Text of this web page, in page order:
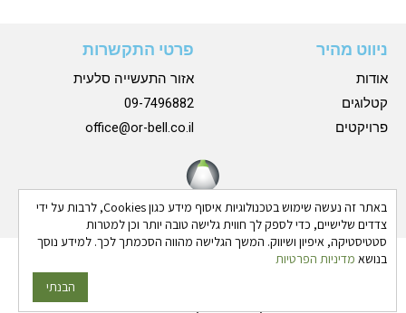
באתר זה נעשה שימוש בטכנולוגיות איסוף מידע כגון Cookies, לרבות על ידי
צדדים שלישיים, כדי לספק לך חווית גלישה טובה יותר וכן למטרות
סטטיסטיקה, איפיון ושיווק. המשך הגלישה מהווה הסכמתך לכך. למידע נוסך
בנושא מדיניות הפרטיות
הבנתי
ניווט מהיר
אודות
קטלוגים
פרויקטים
פרטי התקשרות
אזור התעשייה סלעית
09-7496882
office@or-bell.co.il
כל הזכויות שמורות © 2024 אורבל |